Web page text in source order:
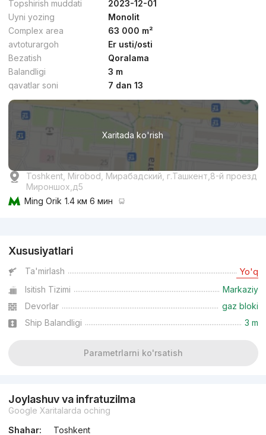
Topshirish muddati
2023-12-01
Uyni yozing
Monolit
Complex area
63 000 m²
avtoturargoh
Er usti/osti
Bezatish
Qoralama
Balandligi
3 m
qavatlar soni
7 dan 13
Xaritada ko'rish
Toshkent, Mirobod, Мирабадский, г.Ташкент,8-й проезд
Мироншох,д5
Ming Orik 1.4 км 6 мин
Xususiyatlari
Ta'mirlash Yo'q
Isitish Tizimi
Markaziy
Devorlar
gaz bloki
Ship Balandligi
3 m
Parametrlarni ko'rsatish
Joylashuv va infratuzilma
Google Xaritalarda oching
Shahar:
Toshkent